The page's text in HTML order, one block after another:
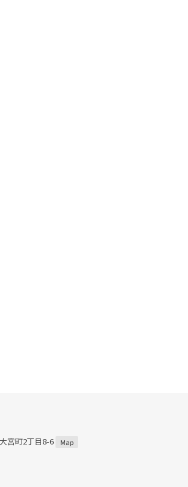
宮町2丁目8-6 Map